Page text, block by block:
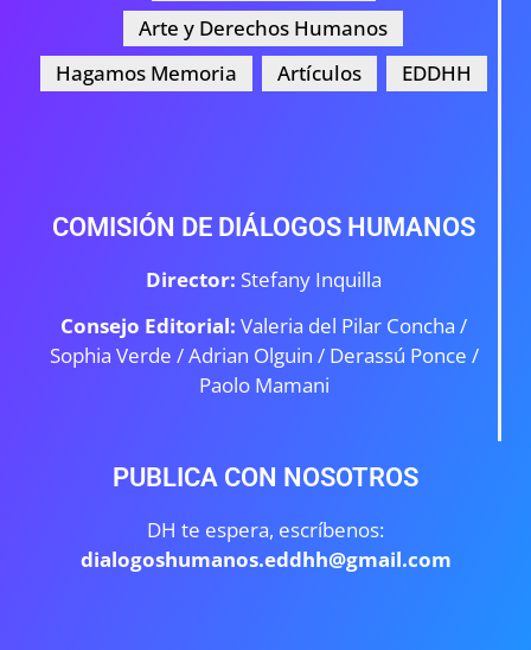
Arte y Derechos Humanos
Hagamos Memoria
Artículos EDDHH
COMISIÓN DE DIÁLOGOS HUMANOS
Director: Stefany Inquilla
Consejo Editorial: Valeria del Pilar Concha /
Sophia Verde /Adrian Olguin / Derassú Ponce /
Paolo Mamani
PUBLICA CON NOSOTROS
DH te espera, escríbenos:
dialogoshumanos.eddhh@gmail.com